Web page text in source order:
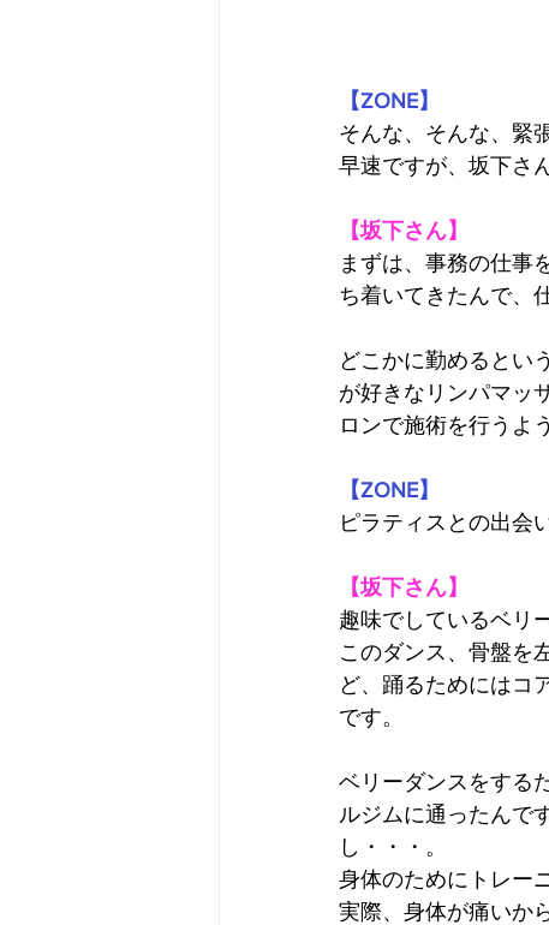
【ZONE】
そんな、そんな、緊
早速ですが、坂下さ
【坂下さん】
まずは、事務の仕事
ち着いてきたんで、
どこかに勤めるとい
が好きなリンパマッ
ロンで施術を行うよ
【ZONE】
ピラティスとの出会
【坂下さん】
趣味でしているベリ
このダンス、骨盤を
ど、踊るためにはコ
です。
ベリーダンスをする
ルジムに通ったんで
し・・・。
身体のためにトレー
実際、身体が痛いか